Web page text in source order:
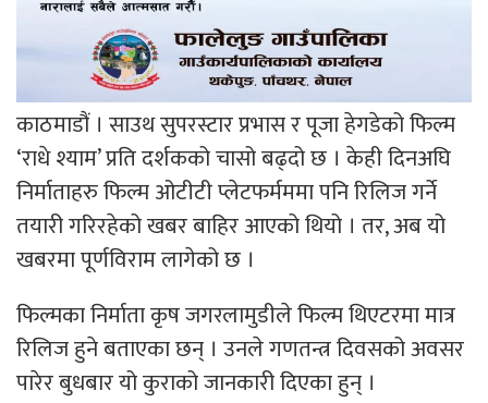
काठमाडौं । साउथ सुपरस्टार प्रभास र पूजा हेगडेको फिल्म
‘राधे श्याम’ प्रति दर्शकको चासो बढ्दो छ । केही दिनअघि
निर्माताहरु फिल्म ओटीटी प्लेटफर्मममा पनि रिलिज गर्ने
तयारी गरिरहेको खबर बाहिर आएको थियो । तर, अब यो
खबरमा पूर्णविराम लागेको छ ।
फिल्मका निर्माता कृष जगरलामुडीले फिल्म थिएटरमा मात्र
रिलिज हुने बताएका छन् । उनले गणतन्त्र दिवसको अवसर
पारेर बुधबार यो कुराको जानकारी दिएका हुन् ।